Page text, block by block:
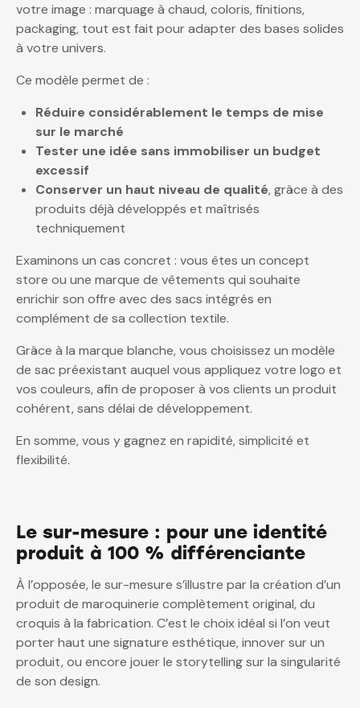
votre image : marquage à chaud, coloris, finitions,
packaging, tout est fait pour adapter des bases solides
à votre univers.
Ce modèle permet de :
Réduire considérablement le temps de mise
sur le marché
Tester une idée sans immobiliser un budget
excessif
Conserver un haut niveau de qualité, grâce à des
produits déjà développés et maîtrisés
techniquement
Examinons un cas concret : vous êtes un concept
store ou une marque de vêtements qui souhaite
enrichir son offre avec des sacs intégrés en
complément de sa collection textile.
Grâce à la marque blanche, vous choisissez un modèle
de sac préexistant auquel vous appliquez votre logo et
vos couleurs, afin de proposer à vos clients un produit
cohérent, sans délai de développement.
En somme, vous y gagnez en rapidité, simplicité et
flexibilité.
Le sur-mesure : pour une identité
produit à 100 % différenciante
À l’opposée, le sur-mesure s’illustre par la création d’un
produit de maroquinerie complètement original, du
croquis à la fabrication. C’est le choix idéal si l’on veut
porter haut une signature esthétique, innover sur un
produit, ou encore jouer le storytelling sur la singularité
de son design.